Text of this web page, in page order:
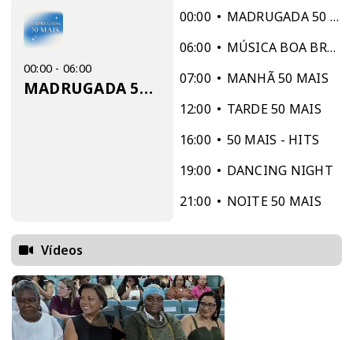
00:00 - 06:00
MADRUGADA 50 MAIS
00:00
MADRUGADA 50 MAIS
06:00
MÚSICA BOA BRASILEIRA
07:00
MANHÃ 50 MAIS
12:00
TARDE 50 MAIS
16:00
50 MAIS - HITS
19:00
DANCING NIGHT
21:00
NOITE 50 MAIS
Vídeos